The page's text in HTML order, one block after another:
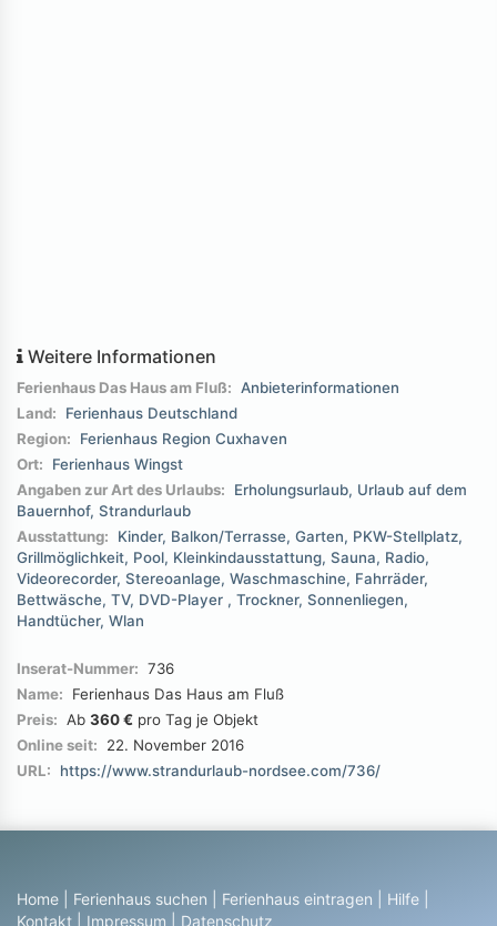
Weitere Informationen
Ferienhaus Das Haus am Fluß: Anbieterinformationen
Land:
Ferienhaus Deutschland
Region:
Ferienhaus Region Cuxhaven
Ort:
Ferienhaus Wingst
Angaben zur Art des Urlaubs:
Erholungsurlaub Urlaub auf dem
Bauernhof Strandurlaub
Ausstattung:
Kinder Balkon/Terrasse Garten
PKW-Stellplatz
Grillmöglichkeit Pool Kleinkindausstattung Sauna
Radio
Videorecorder Stereoanlage Waschmaschine Fahrräder
Bettwäsche TV DVD-Player Trockner Sonnenliegen
Handtücher Wlan
Inserat-Nummer: 736
Name:
Ferienhaus Das Haus am Fluß
Preis: Ab 360 € pro Tag je Objekt
Online seit:
22. November 2016
URL:
https://www.strandurlaub-nordsee.com/736/
Home Ferienhaus suchen Ferienhaus eintragen Hilfe
Kontakt
Impressum Datenschutz